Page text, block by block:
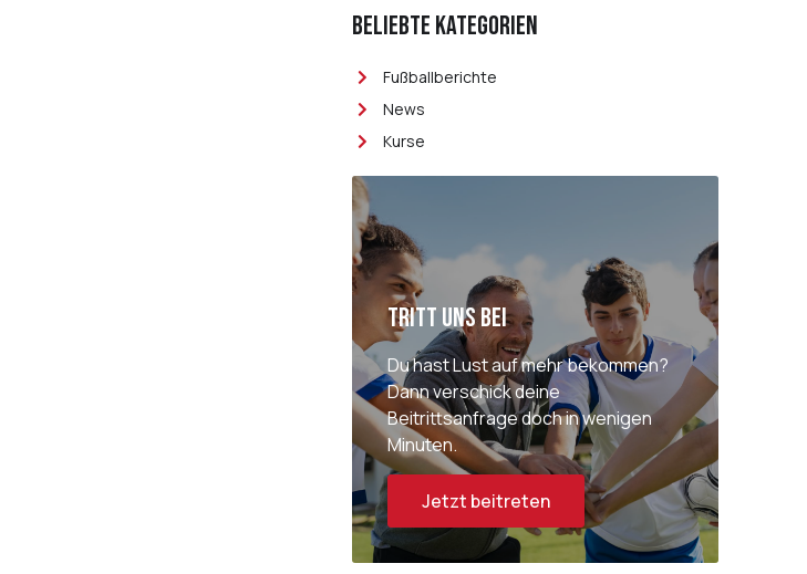
Beliebte Kategorien
Fußballberichte
News
Kurse
Tritt uns bei
Du hast Lust auf mehr bekommen?
Dann verschick deine
Beitrittsanfrage doch in wenigen
Minuten.
Jetzt beitreten